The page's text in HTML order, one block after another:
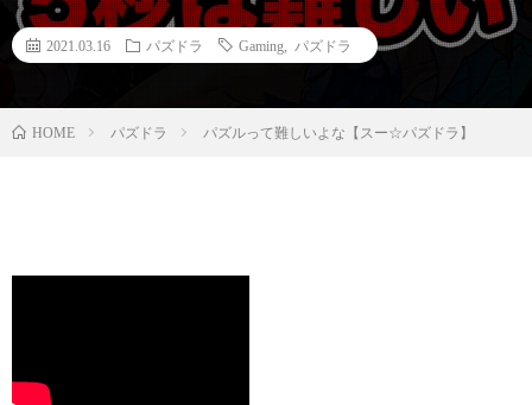
2021.03.16 パズドラ Gaming パズドラ
HOME パズドラ パズルって難しいよな【スー☆パズドラ】